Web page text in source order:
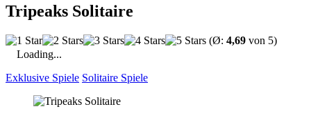
Tripeaks Solitaire
(Ø: 4,69 von 5)
Loading...
Exklusive Spiele Solitaire Spiele